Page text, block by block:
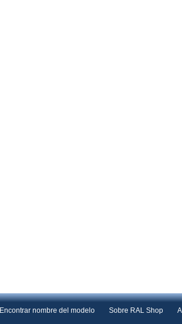
Encontrar nombre del modelo Sobre RAL Shop